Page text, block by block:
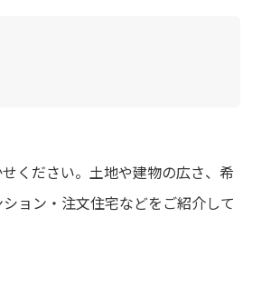
ください。土地や建物の広さ、希
ョン・注文住宅などをご紹介して